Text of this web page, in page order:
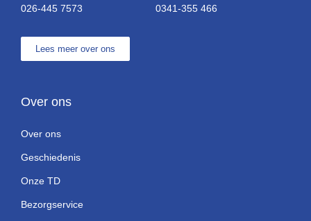
026-445 7573
0341-355 466
Lees meer over ons
Over ons
Over ons
Geschiedenis
Onze TD
Bezorgservice